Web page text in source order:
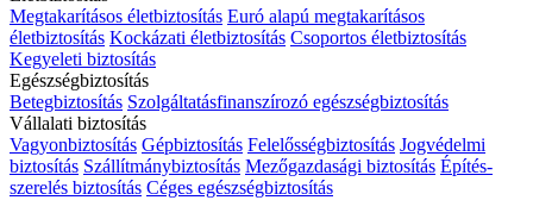
Megtakarításos életbiztosítás Euró alapú megtakarításos
életbiztosítás Kockázati életbiztosítás Csoportos életbiztosítás
Kegyeleti biztosítás
Egészségbiztosítás
Betegbiztosítás Szolgáltatásfinanszírozó egészségbiztosítás
Vállalati biztosítás
Vagyonbiztosítás Gépbiztosítás Felelősségbiztosítás Jogvédelmi
biztosítás Szállítmánybiztosítás Mezőgazdasági biztosítás Építés-
szerelés biztosítás Céges egészségbiztosítás